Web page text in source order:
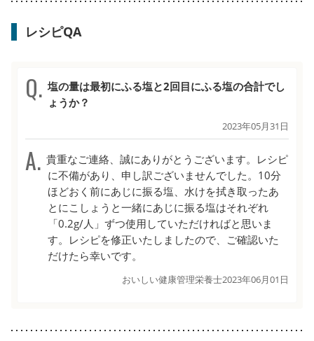
レシピQA
塩の量は最初にふる塩と2回目にふる塩の合計でし
ょうか？
2023年05月31日
貴重なご連絡、誠にありがとうございます。レシピ
に不備があり、申し訳ございませんでした。10分
ほどおく前にあじに振る塩、水けを拭き取ったあ
とにこしょうと一緒にあじに振る塩はそれぞれ
「0.2g/人」ずつ使用していただければと思いま
す。レシピを修正いたしましたので、ご確認いた
だけたら幸いです。
おいしい健康管理栄養士2023年06月01日